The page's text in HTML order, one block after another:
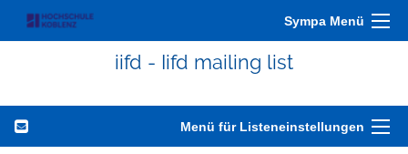
Sympa Menü
iifd - Iifd mailing list
Menü für Listeneinstellungen